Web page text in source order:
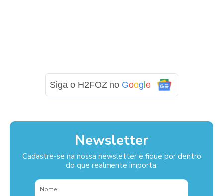
Siga o H2FOZ no Goog e
Newsletter
Cadastre-se na nossa newsletter e fique por dentro
do que realmente importa.